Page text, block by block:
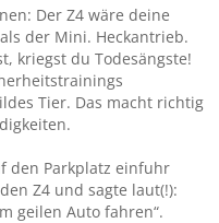
Der Z4 wäre deine
der Mini. Heckantrieb.
kriegst du Todesängste!
Tier. Das macht richtig
den Parkplatz einfuhr
Z4 und sagte laut(!):
geilen Auto fahren“.